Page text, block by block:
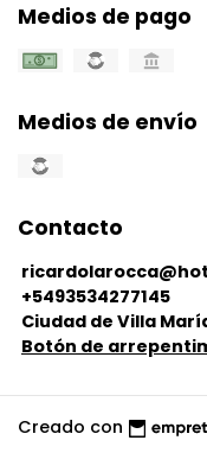
Medios de pago
Medios de envío
Contacto
+5493534277145
Ciudad de Villa
Botón de
Creado con